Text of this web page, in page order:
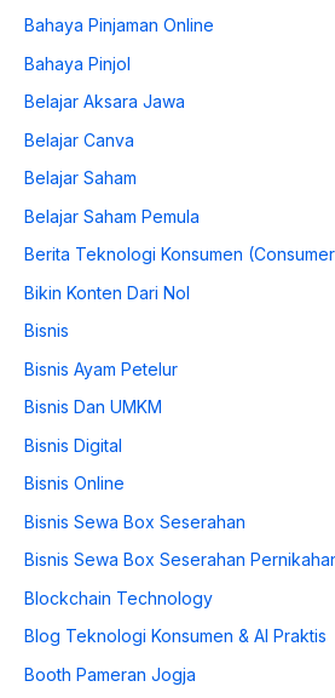
Bahaya Pinjaman Online
Bahaya Pinjol
Belajar Aksara Jawa
Belajar Canva
Belajar Saham
Belajar Saham Pemula
Berita Teknologi Konsumen
Bikin Konten Dari Nol
Bisnis
Bisnis Ayam Petelur
Bisnis Dan UMKM
Bisnis Digital
Bisnis Online
Bisnis Sewa Box Seserahan
Bisnis Sewa Box Seserahan
Blockchain Technology
Blog Teknologi Konsumen & AI Praktis
Booth Pameran Jogja